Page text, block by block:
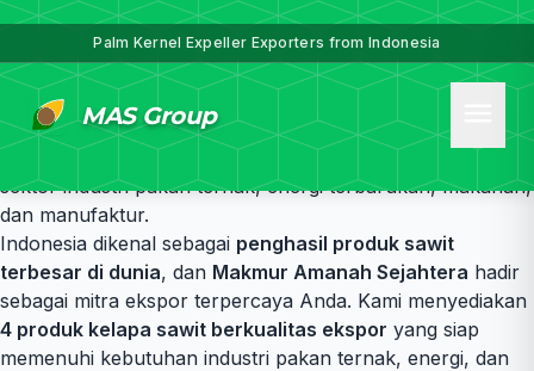
Palm Kernel Expeller Exporters from Indonesia
MAS Group
Produk Sawit Unggulan Berkualitas Ekspor – Solusi
Terbaik untuk Kebutuhan Industri Global
Makmur Amanah Sejahteraadalah eksportir terpercaya
yang menyediakan berbagai
tinggidari Indonesia. Dengan pengalaman dan jaringan
luas, kami hadir sebagai mitra strategis bagi perusahaan di
sektor industri pakan ternak, energi terbarukan, makanan,
dan manufaktur.
Indonesia dikenal sebagai penghasil produk sawit
terbesar di dunia, dan Makmur Amanah Sejahtera hadir
sebagai mitra ekspor terpercaya Anda. Kami menyediakan
4 produk kelapa sawit berkualitas ekspor yang siap
memenuhi kebutuhan industri pakan ternak, energi, dan